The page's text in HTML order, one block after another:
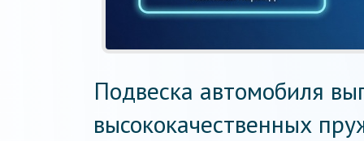
Подвеска автомобиля
высококачественных